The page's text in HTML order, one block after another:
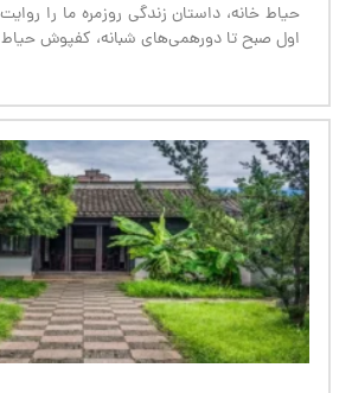
حیاط خانه، داستان زندگی روزمره ما را
اول صبح تا دورهمی‌های شبانه، کفپوش